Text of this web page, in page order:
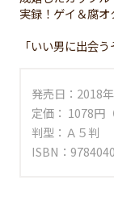
実録！ゲイ＆腐
「いい男に出会う
発売日：2018
定価： 1078円
判型：Ａ５判
ISBN：